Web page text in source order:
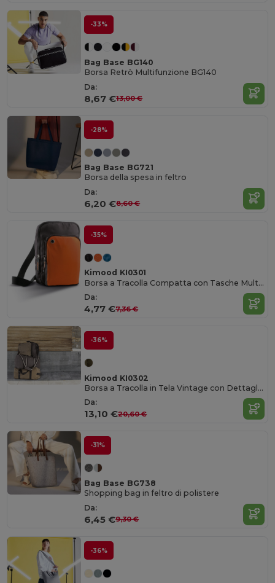
-33%
Bag Base BG140
Borsa Retrò Multifunzione BG140
Da:
8,67 €13,00 €
-28%
Bag Base BG721
Borsa della spesa in feltro
Da:
6,20 €8,60 €
-35%
Kimood KI0301
Borsa a Tracolla Compatta con Tasche Multiple
Da:
4,77 €7,36 €
-36%
Kimood KI0302
Borsa a Tracolla in Tela Vintage con Dettagli in Ottone
Da:
13,10 €20,60 €
-31%
Bag Base BG738
Shopping bag in feltro di polistere
Da:
6,45 €9,30 €
-36%